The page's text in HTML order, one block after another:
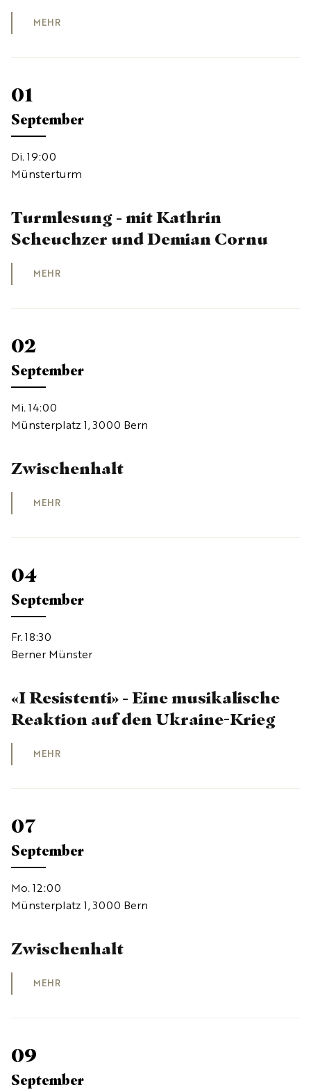
MEHR
01
September
Di. 19:00
Münsterturm
Turmlesung - mit Kathrin
Scheuchzer und Demian Cornu
MEHR
02
September
Mi. 14:00
Münsterplatz 1, 3000 Bern
Zwischenhalt
MEHR
04
September
Fr. 18:30
Berner Münster
«I Resistenti» - Eine musikalische
Reaktion auf den Ukraine-Krieg
MEHR
07
September
Mo. 12:00
Münsterplatz 1, 3000 Bern
Zwischenhalt
MEHR
09
September